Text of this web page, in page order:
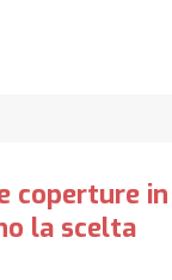
coperture in
la scelta